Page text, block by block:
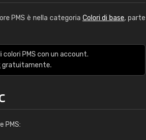
PMS è nella categoria Colori di base, parte
PMS con un account.
gratuitamente.
PMS: